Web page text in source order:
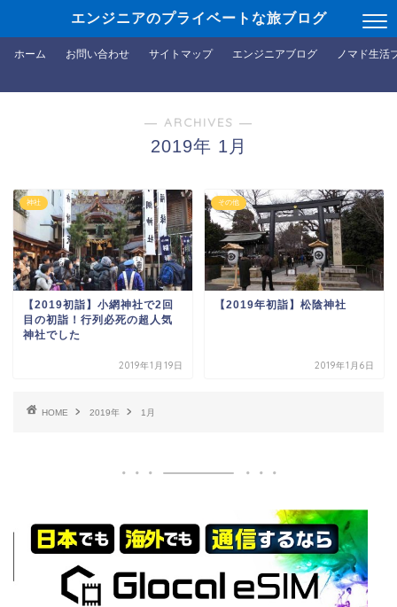
エンジニアのプライベートな旅ブログ
ホーム お問い合わせ サイトマップ エンジニアブログ ノマド生活
― ARCHIVES ―
2019年 1月
神社
【2019初詣】小網神社で2回
目の初詣！行列必死の超人気
神社でした
2019年1月19日
その他
【2019年初詣】松陰神社
2019年1月6日
HOME 2019年 1月